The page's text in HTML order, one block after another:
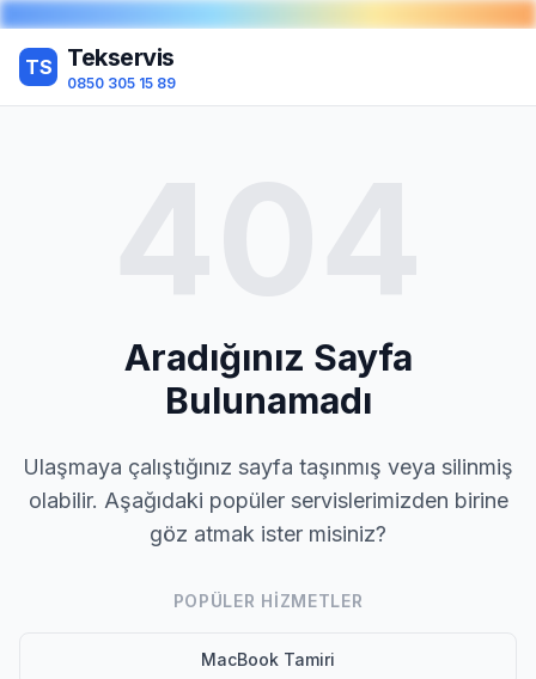
TS Tekservis
0850 305 15 89
Aradığınız Sayfa
Bulunamadı
Ulaşmaya çalıştığınız sayfa taşınmış veya silinmiş
olabilir. Aşağıdaki popüler servislerimizden birine
göz atmak ister misiniz?
POPÜLER HIZMETLER
MacBook Tamiri